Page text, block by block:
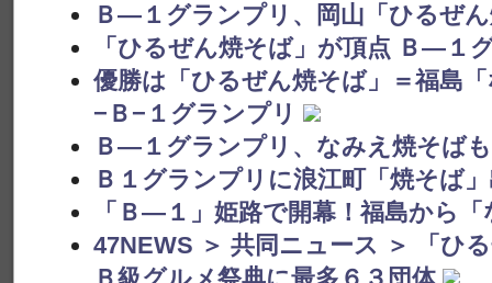
Ｂ―１グランプリ、岡山「ひるぜ
「ひるぜん焼そば」が頂点 Ｂ―１
優勝は「ひるぜん焼そば」＝福島
−Ｂ−１グランプリ
Ｂ―１グランプリ、なみえ焼そば
Ｂ１グランプリに浪江町「焼そば
「Ｂ―１」姫路で開幕！福島から
47NEWS ＞ 共同ニュース ＞ 「ひ